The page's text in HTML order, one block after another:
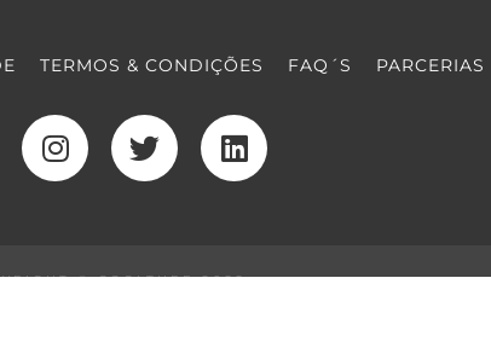
TERMOS & CONDIÇÕES FAQ´S PARCERIAS
© COOLTURE 2022